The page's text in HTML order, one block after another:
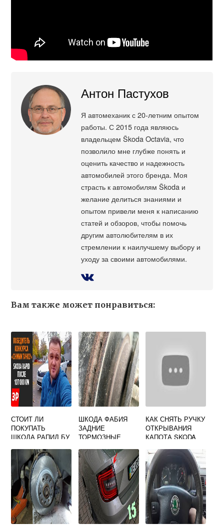
Антон Пастухов
Я автомеханик с 20-летним опытом
работы. С 2015 года являюсь
владельцем Škoda Octavia, что
позволило мне глубже понять и
оценить качество и надежность
автомобилей этого бренда. Моя
страсть к автомобилям Škoda и
желание делиться знаниями и
опытом привели меня к написанию
статей и обзоров, чтобы помочь
другим автолюбителям в их
стремлении к наилучшему выбору и
уходу за своими автомобилями.
Вам также может понравиться:
СТОИТ ЛИ
ПОКУПАТЬ
ШКОДА РАПИД БУ
ШКОДА ФАБИЯ
ЗАДНИЕ
ТОРМОЗНЫЕ
КАК СНЯТЬ РУЧКУ
ОТКРЫВАНИЯ
КАПОТА SKODA